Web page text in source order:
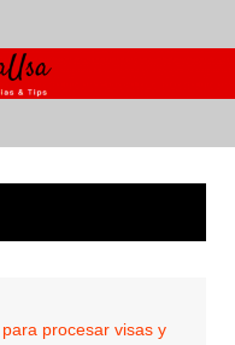
procesar visas y